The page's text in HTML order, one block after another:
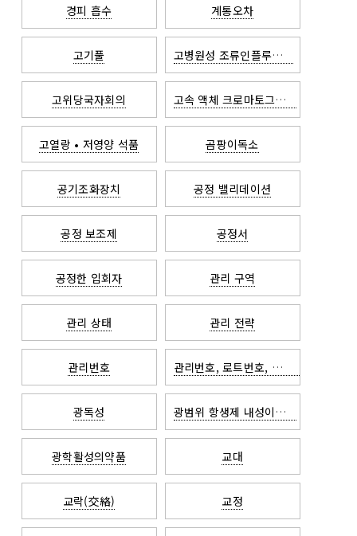
경피 흡수 계통오차
고기풀 고병원성 조류인플루엔자
고위당국자회의 고속 액체 크로마토그래피
고열랑 • 저영양 석품 곰팡이독소
공기조화장치 공정 밸리데이션
공정 보조제 공정서
공정한 입회자 관리 구역
관리 상태 관리 전략
관리번호 관리번호, 로트번호, 제조번호
광독성 광범위 항생제 내성이질균
광학활성의약품 교대
교락(交絡) 교정